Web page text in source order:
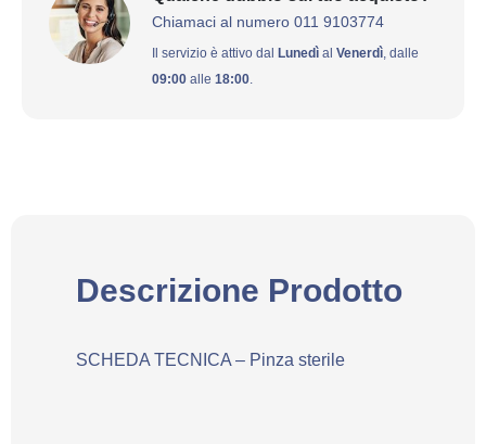
Chiamaci al numero 011 9103774
Il servizio è attivo dal Lunedì al Venerdì, dalle
09:00 alle 18:00.
Descrizione Prodotto
SCHEDA TECNICA – Pinza sterile